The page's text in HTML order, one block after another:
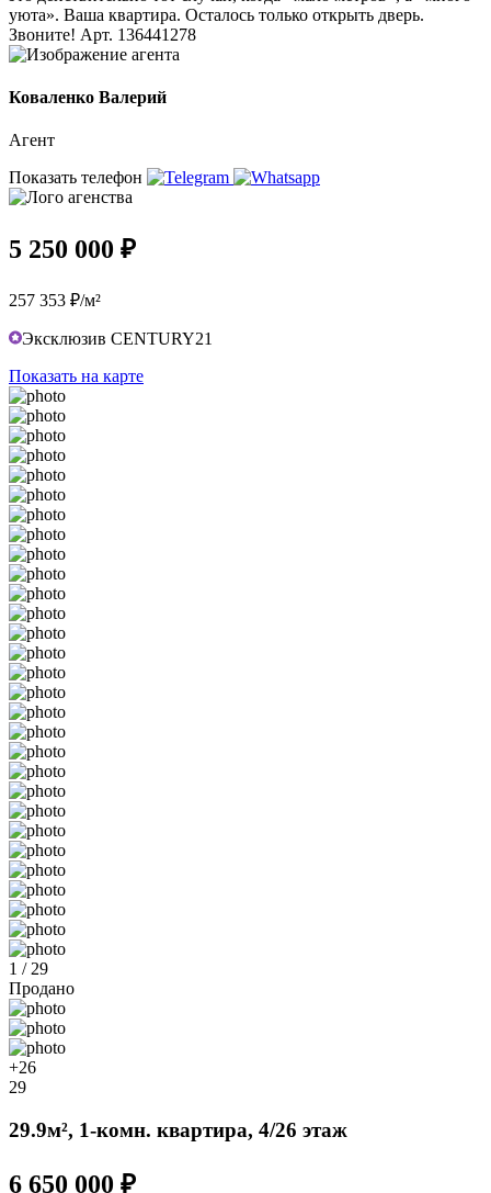
уюта». Ваша квартира. Осталось только открыть дверь.
Звоните! Арт. 136441278
Коваленко Валерий
Агент
Показать телефон
5 250 000 ₽
257 353 ₽/м²
Эксклюзив CENTURY21
Показать на карте
1 / 29
Продано
+26
29
29.9м², 1-комн. квартира, 4/26 этаж
6 650 000 ₽